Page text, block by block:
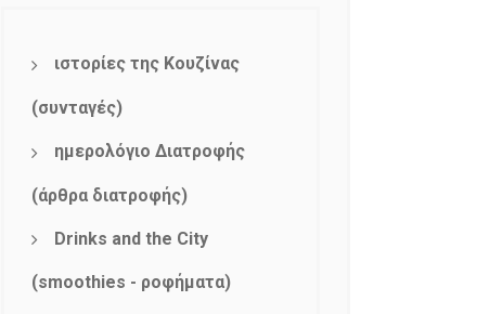
ιστορίες της Κουζίνας
(συνταγές)
ημερολόγιο Διατροφής
(άρθρα διατροφής)
Drinks and the City
(smoothies - ροφήματα)